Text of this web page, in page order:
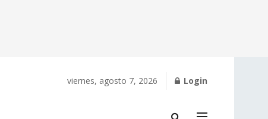
viernes, agosto 7, 2026 Login